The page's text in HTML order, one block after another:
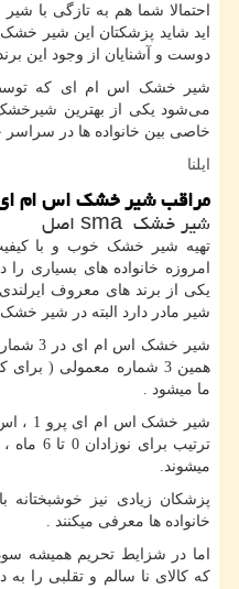
احتمالا شما هم به تازگی با
اید شاید پزشکتان این شیر
دوست و آشنایان از وجود این
شیر خشک اس ام ای که توسط
می‌شود یکی از بهترین
خاصی بین خانواده ها در
ایلنا
مراقب شیر خشک اس ام
شیر خشک smaاصل
تهیه شیر خشک خوب و با
امروزه خانواده های بسیاری
یکی از برند های معروف
شیر مادر دارد البته در شیر
شیر خشک
همین 3 شماره معمولی (
ما میشود .
میشوند.
پزشکان زیادی نیز
خانواده ها معرفی میکنند .
اما در شزایط تحریم همیشه
که کالای نا سالم و تقلبی را